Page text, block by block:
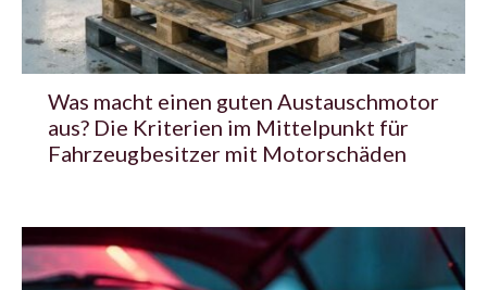
Was macht einen guten Austauschmotor
aus? Die Kriterien im Mittelpunkt für
Fahrzeugbesitzer mit Motorschäden